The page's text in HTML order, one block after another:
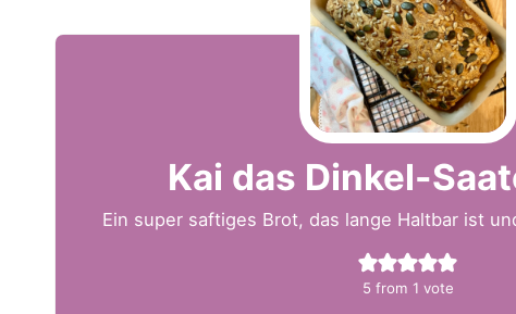
Kai das Dinkel-
Ein super saftiges Brot, das lange Haltbar ist
5 from 1 vote